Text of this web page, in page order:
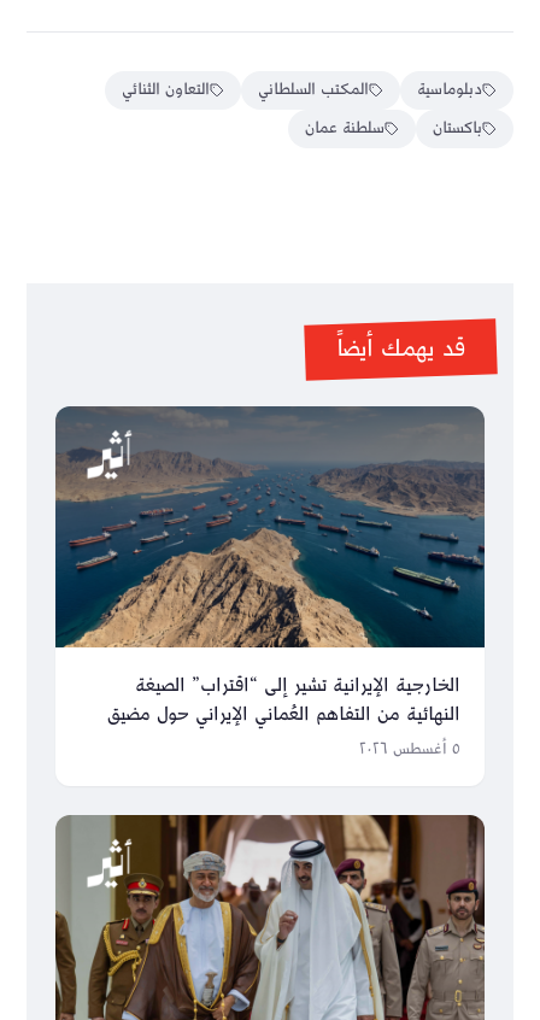
دبلوماسية المكتب السلطاني
التعاون الثنائي
باكستان
سلطنة عمان
قد يهمك أيضاً
الخارجية الإيرانية تشير إلى “اقتراب” الصيغة
النهائية من التفاهم العُماني الإيراني حول مضيق
هرمز
٥ أغسطس ٢٠٢٦